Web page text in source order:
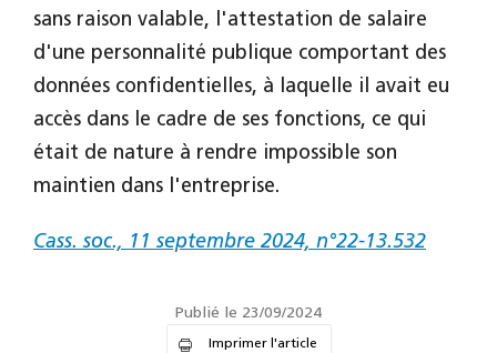
sans raison valable, l'attestation de salaire
d'une personnalité publique comportant des
données confidentielles, à laquelle il avait eu
accès dans le cadre de ses fonctions, ce qui
était de nature à rendre impossible son
maintien dans l'entreprise.
Cass. soc., 11 septembre 2024, n°22-13.532
Publié le 23/09/2024
Imprimer l'article